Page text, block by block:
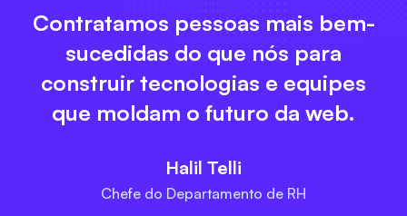
Contratamos pessoas mais bem-
sucedidas do que nós para
construir tecnologias e equipes
que moldam o futuro da web.
Halil Telli
Chefe do Departamento de RH